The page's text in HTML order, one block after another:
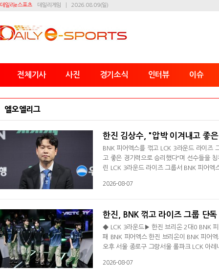
데일리e스포츠 데일리게임 2026.08.09(일)
전체기사 사진 경기소식 인터뷰 이슈
엘오엘리그
한진 김상수, "압박 이겨내고 좋
BNK 피어엑스를 꺾고 LCK 3라운드 라이즈
고 좋은 경기력으로 승리했다"며 선수들을
린 LCK 3라운드 라이즈 그룹서 BNK 피어
발전된 모습도 많이 보였다"라며 "첫 주 차
2026-08-07
한진, BNK 꺾고 라이즈 그룹 단독
◆ LCK 3라운드▶ 한진 브리온 2대0 BNK 피
패 BNK 피어엑스 한진 브리온이 BNK 피어
오후 서울 종로구 그랑서울 롤파크 LCK 아
다. 한진은 1세트 바텀 다이브 때 이득을 챙
2026-08-07